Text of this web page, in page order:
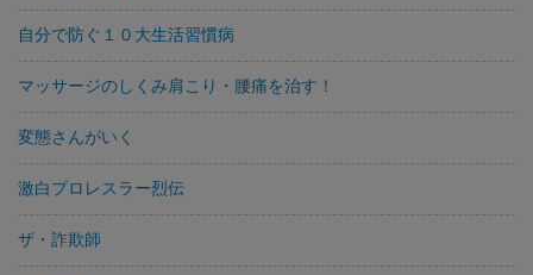
自分で防ぐ１０大生活習慣病
マッサージのしくみ肩こり・腰痛を治す！
変態さんがいく
激白プロレスラー烈伝
ザ・詐欺師